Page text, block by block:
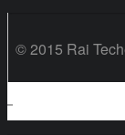
© 2015 Rai